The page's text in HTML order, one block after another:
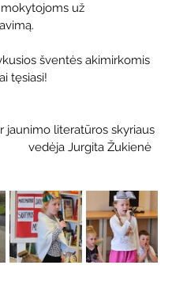
už
šventės akimirkomis
tęsiasi!
jaunimo literatūros skyriaus
vedėja Jurgita Žukienė